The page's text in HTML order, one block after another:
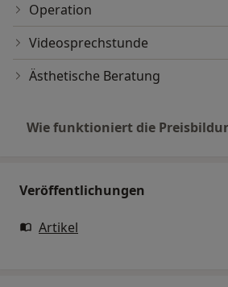
Operation
Videosprechstunde
Ästhetische Beratung
Wie funktioniert die
Veröffentlichungen
Artikel